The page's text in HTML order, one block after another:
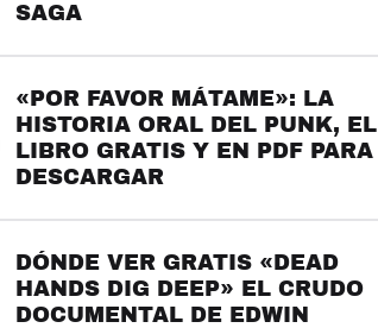
SAGA
«POR FAVOR MÁTAME»: LA
HISTORIA ORAL DEL PUNK, EL
LIBRO GRATIS Y EN PDF PARA
DESCARGAR
DÓNDE VER GRATIS «DEAD
HANDS DIG DEEP» EL CRUDO
DOCUMENTAL DE EDWIN